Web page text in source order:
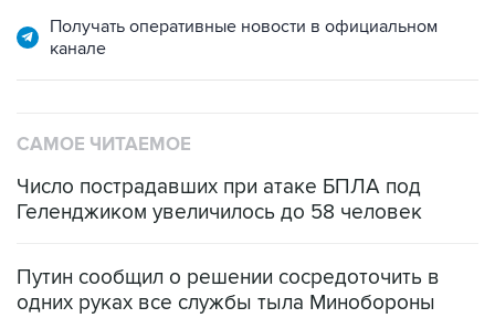
Получать оперативные новости в официальном
канале
САМОЕ ЧИТАЕМОЕ
Число пострадавших при атаке БПЛА под
Геленджиком увеличилось до 58 человек
Путин сообщил о решении сосредоточить в
одних руках все службы тыла Минобороны